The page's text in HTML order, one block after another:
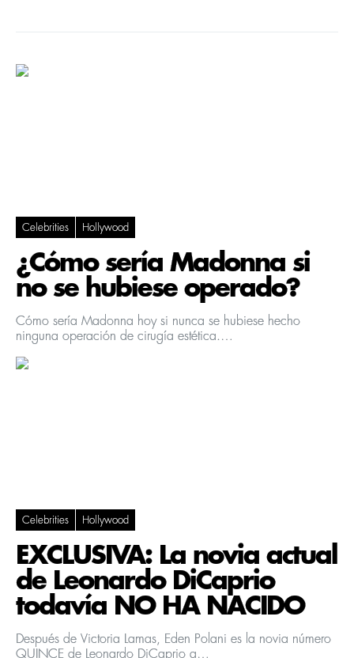
Celebrities Hollywood
¿Cómo sería Madonna si
no se hubiese operado?
Cómo sería Madonna hoy si nunca se hubiese hecho
ninguna operación de cirugía estética.…
Celebrities Hollywood
EXCLUSIVA: La novia actual
de Leonardo DiCaprio
todavía NO HA NACIDO
Después de Victoria Lamas, Eden Polani es la novia número
QUINCE de Leonardo DiCaprio a…